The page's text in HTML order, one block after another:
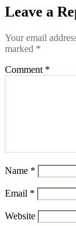
Leave a
Your email
marked *
Comment *
Name *
Email *
Website